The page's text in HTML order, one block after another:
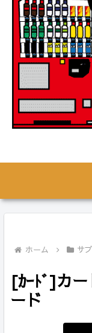
ホーム サ
[ｶｰﾄﾞ]カ
ード